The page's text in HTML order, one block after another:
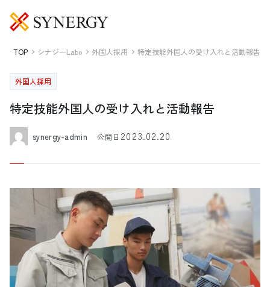
TOP シナジーLabo 外国人採用 特定技能外国人の受け入れと活動報告
外国人採用
特定技能外国人の受け入れと活動報告
synergy-admin 公開日 2023.02.20